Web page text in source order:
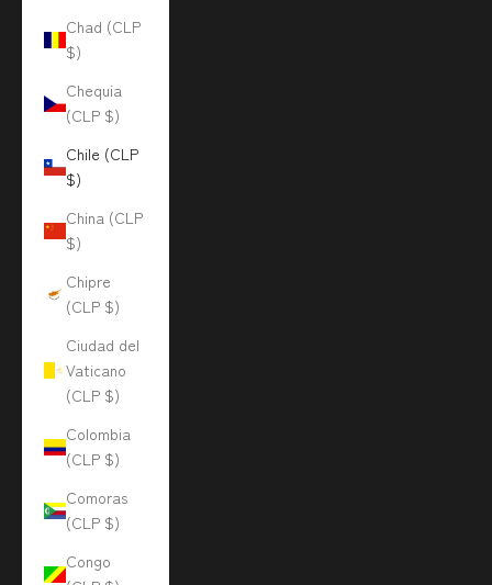
Chad (CLP
$)
Chequia
(CLP $)
Chile (CLP
$)
China (CLP
$)
Chipre
(CLP $)
Ciudad del
Vaticano
(CLP $)
Colombia
(CLP $)
Comoras
(CLP $)
Congo